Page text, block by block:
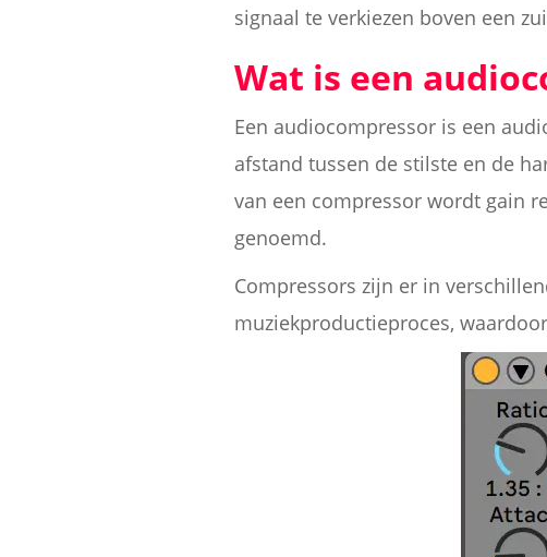
signaal te verkiezen boven een
Wat is een
Een audiocompressor is een
afstand tussen de stilste en de
van een compressor wordt gain
genoemd.
Compressors zijn er in
muziekproductieproces,